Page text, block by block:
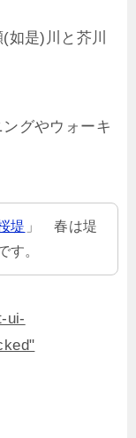
如是)川と芥川
グやウォーキ
堤 」 春は堤
す。
ui-